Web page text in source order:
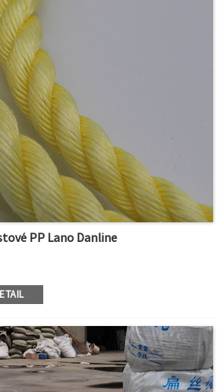
PP Lano Danline
i suchý
a chemikáliím